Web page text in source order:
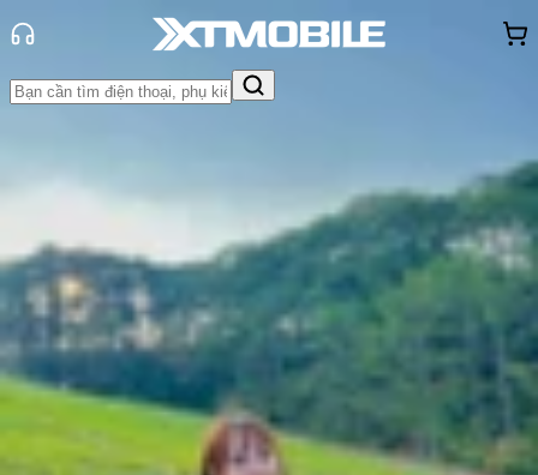
So Sánh
Tin MớiĐánh Giá - Trên TaySo Sánh Tư vấn Khuyến
mãi
Thủ thuậtHỏi đápApp - Game Thông báoKhách
hàng - Sự kiện
So sánh Galaxy A36 và Galaxy A35:
Samsung đã có cải tiến gì?
Thùy Nguyễn